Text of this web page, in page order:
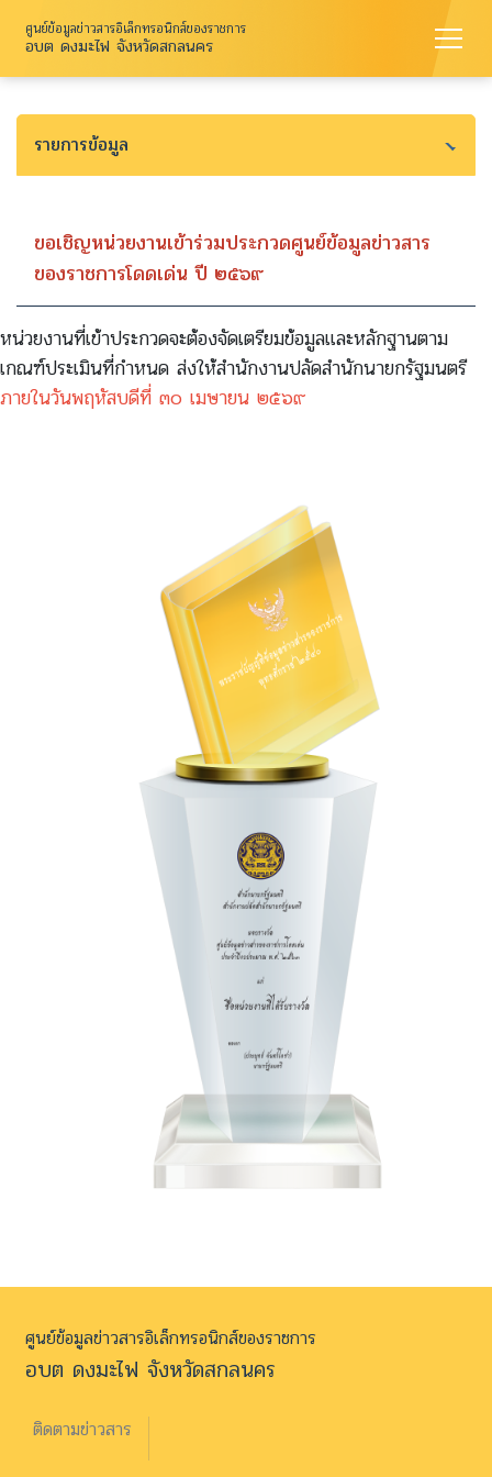
ศูนย์ข้อมูลข่าวสารอิเล็กทรอนิกส์ของราชการ
อบต ดงมะไฟ จังหวัดสกลนคร
รายการข้อมูล
ขอเชิญหน่วยงานเข้าร่วมประกวดศูนย์ข้อมูลข่าวสาร
ของราชการโดดเด่น ปี ๒๕๖๙
หน่วยงานที่เข้าประกวดจะต้องจัดเตรียมข้อมูลและหลักฐานตาม
เกณฑ์ประเมินที่กำหนด ส่งให้สำนักงานปลัดสำนักนายกรัฐมนตรี
ภายในวันพฤหัสบดีที่ ๓๐ เมษายน ๒๕๖๙
ศูนย์ข้อมูลข่าวสารอิเล็กทรอนิกส์ของราชการ
อบต ดงมะไฟ จังหวัดสกลนคร
ติดตามข่าวสาร